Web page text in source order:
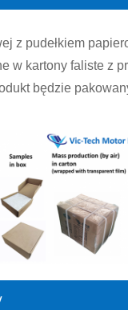
z pudełkiem
w kartony faliste z
będzie